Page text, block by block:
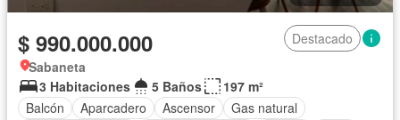
$ 990.000.000
Destacado
Sabaneta
3 Habitaciones
5 Baños
197 m²
Balcón
Aparcadero Ascensor
Gas natural